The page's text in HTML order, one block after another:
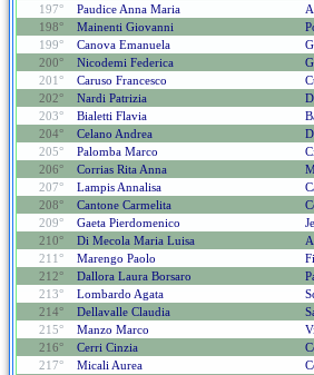
197°
Paudice Anna Maria
198°
Mainenti Giovanni
199°
Canova Emanuela
200°
Nicodemi Federica
201°
Caruso Francesco
202°
Nardi Patrizia
203°
Bialetti Flavia
204°
Celano Andrea
205°
Palomba Marco
206°
Corrias Rita Anna
207°
Lampis Annalisa
208°
Cantone Carmelita
209°
Gaeta Pierdomenico
210°
Di Mecola Maria Luisa
211°
Marengo Paolo
212°
Dallora Laura Borsaro
213°
Lombardo Agata
214°
Dellavalle Claudia
215°
Manzo Marco
216°
Cerri Cinzia
217°
Micali Aurea